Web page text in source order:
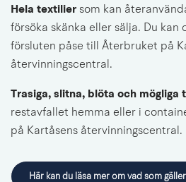
Hela textilier som kan
försöka skänka eller sälja. Du kan
försluten påse till Återbruket på
återvinningscentral.
Trasiga, slitna, blöta och mögliga
restavfallet hemma eller i
på Kartåsens återvinningscentral.
Här kan du läsa mer om vad som